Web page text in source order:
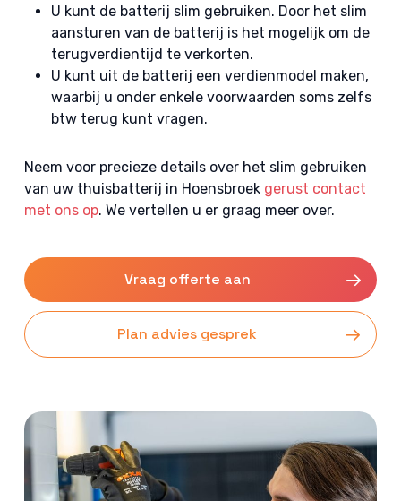
U kunt de batterij slim gebruiken. Door het slim
aansturen van de batterij is het mogelijk om de
terugverdientijd te verkorten.
U kunt uit de batterij een verdienmodel maken,
waarbij u onder enkele voorwaarden soms zelfs
btw terug kunt vragen.
Neem voor precieze details over het slim gebruiken
van uw thuisbatterij in Hoensbroek gerust contact
met ons op. We vertellen u er graag meer over.
Vraag offerte aan
Plan advies gesprek